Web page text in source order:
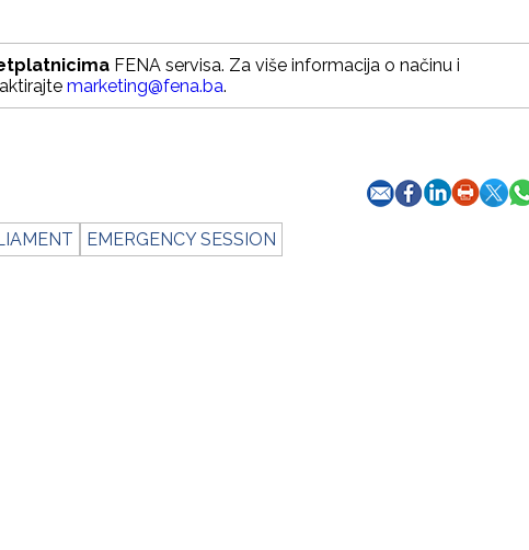
FENA servisa. Za više informacija o načinu i
marketing@fena.ba.
EMERGENCY SESSION